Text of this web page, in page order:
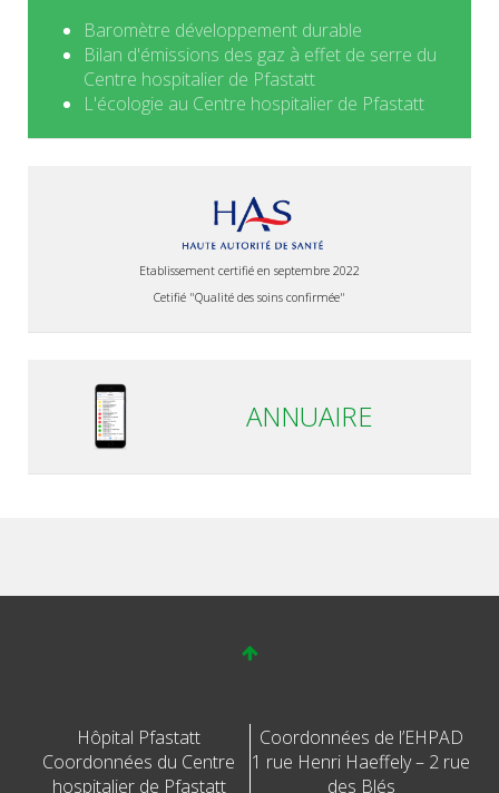
Baromètre développement durable
Bilan d'émissions des gaz à effet de serre du
Centre hospitalier de Pfastatt
L'écologie au Centre hospitalier de Pfastatt
Etablissement certifié en septembre 2022
Cetifié "Qualité des soins confirmée"
ANNUAIRE
Hôpital Pfastatt
Coordonnées du Centre
hospitalier de Pfastatt
Coordonnées de l’EHPAD
1 rue Henri Haeffely – 2 rue
des Blés